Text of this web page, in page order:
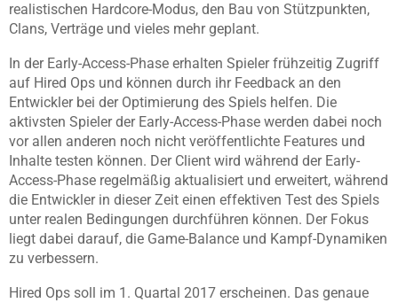
realistischen Hardcore-Modus, den Bau von Stützpunkten,
Clans, Verträge und vieles mehr geplant.
In der Early-Access-Phase erhalten Spieler frühzeitig Zugriff
auf Hired Ops und können durch ihr Feedback an den
Entwickler bei der Optimierung des Spiels helfen. Die
aktivsten Spieler der Early-Access-Phase werden dabei noch
vor allen anderen noch nicht veröffentlichte Features und
Inhalte testen können. Der Client wird während der Early-
Access-Phase regelmäßig aktualisiert und erweitert, während
die Entwickler in dieser Zeit einen effektiven Test des Spiels
unter realen Bedingungen durchführen können. Der Fokus
liegt dabei darauf, die Game-Balance und Kampf-Dynamiken
zu verbessern.
Hired Ops soll im 1. Quartal 2017 erscheinen. Das genaue